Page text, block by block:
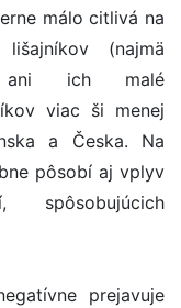
málo citlivá na
(najmä
ani ich malé
viac ši menej
a Česka. Na
pôsobí aj vplyv
spôsobujúcich
prejavuje